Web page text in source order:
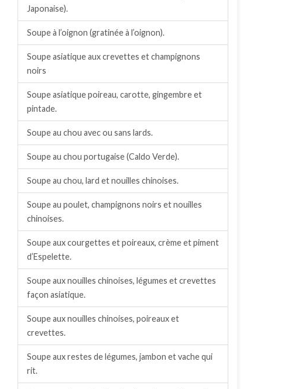
Japonaise).
Soupe à l’oignon (gratinée à l’oignon).
Soupe asiatique aux crevettes et champignons
noirs
Soupe asiatique poireau, carotte, gingembre et
pintade.
Soupe au chou avec ou sans lards.
Soupe au chou portugaise (Caldo Verde).
Soupe au chou, lard et nouilles chinoises.
Soupe au poulet, champignons noirs et nouilles
chinoises.
Soupe aux courgettes et poireaux, crème et piment
d’Espelette.
Soupe aux nouilles chinoises, légumes et crevettes
façon asiatique.
Soupe aux nouilles chinoises, poireaux et
crevettes.
Soupe aux restes de légumes, jambon et vache qui
rit.